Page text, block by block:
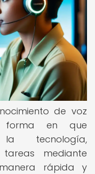
de voz
forma en que
tecnología,
tareas mediante
rápida y